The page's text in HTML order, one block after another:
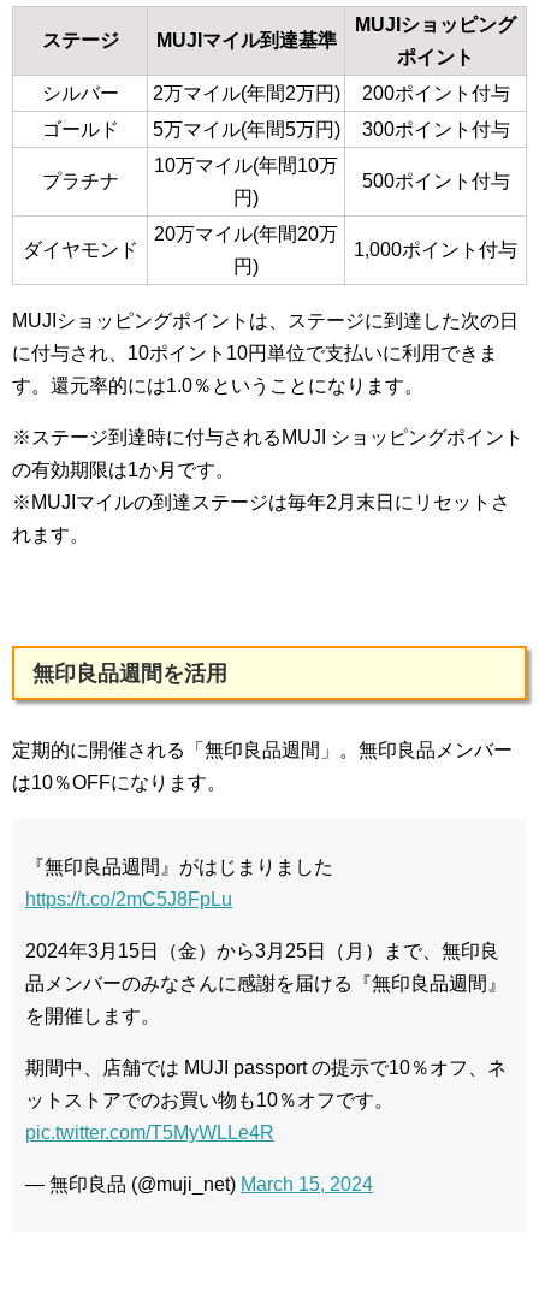
ステージ MUJIマイル到達基準
MUJIショッピング
ポイント
シルバー
2万マイル(年間2万円)
200ポイント付与
ゴールド
5万マイル(年間5万円) 300ポイント付与
プラチナ
10万マイル(年間10万
円)
500ポイント付与
ダイヤモンド
20万マイル(年間20万
円)
1,000ポイント付与
MUJIショッピングポイントは、ステージに到達した次の日
に付与され、10ポイント10円単位で支払いに利用できま
す。還元率的には1.0％ということになります。
※ステージ到達時に付与されるMUJI ショッピングポイント
の有効期限は1か月です。
※MUJIマイルの到達ステージは毎年2月末日にリセットさ
れます。
無印良品週間を活用
定期的に開催される「無印良品週間」。無印良品メンバー
は10％OFFになります。
『無印良品週間』がはじまりました
https://t.co/2mC5J8FpLu
2024年3月15日（金）から3月25日（月）まで、無印良
品メンバーのみなさんに感謝を届ける『無印良品週間』
を開催します。
期間中、店舗では MUJI passport の提示で10％オフ、ネ
ットストアでのお買い物も10％オフです。
pic.twitter.com/T5MyWLLe4R
— 無印良品 (@muji_net) March 15, 2024